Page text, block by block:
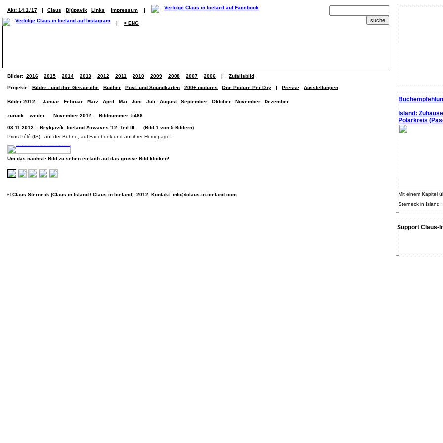
Island:
Polarkreis
Mit einem Kapitel
Sterneck in Island
Support Claus-
Akt: 14.1.'17 | Claus Djúpavík Links Impressum |
| > ENG
Bilder: 2016 2015 2014 2013 2012 2011 2010 2009 2008 2007 2006 | Zufallsbild
Projekte: Bilder - und ihre Geräusche Bücher Post- und Soundkarten 200+ pictures One Picture Per Day | Presse Ausstellungen
Bilder 2012: Januar Februar März April Mai Juni Juli August September Oktober November Dezember
zurück weiter November 2012 Bildnummer: 5486
03.11.2012 – Reykjavík. Iceland Airwaves '12, Teil III. (Bild 1 von 5 Bildern)
Prins Póló (IS) - auf der Bühne; auf Facebook und auf ihrerHomepage
Um das nächste Bild zu sehen einfach auf das grosse Bild klicken!
© Claus Sterneck (Claus in Island / Claus in Iceland), 2012. Kontakt: info@claus-in-iceland.com